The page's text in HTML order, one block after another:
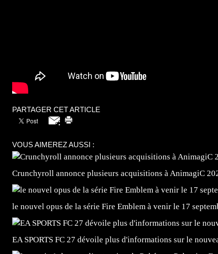
PARTAGER CET ARTICLE
VOUS AIMEREZ AUSSI :
Crunchyroll annonce plusieurs acquisitions à AnimagiC
le nouvel opus de la série Fire Emblem à venir le 17
EA SPORTS FC 27 dévoile plus d'informations sur le